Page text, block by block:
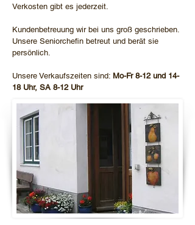
Verkosten gibt es jederzeit.
Kundenbetreuung wir bei uns groß geschrieben.
Unsere Seniorchefin betreut und berät sie
persönlich.
Unsere Verkaufszeiten sind: Mo-Fr 8-12 und 14-
18 Uhr, SA 8-12 Uhr